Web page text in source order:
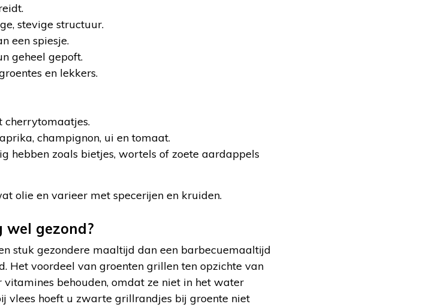
stevige structuur.
een spiesje.
geheel gepoft.
en lekkers.
cherrytomaatjes.
champignon, ui en tomaat.
hebben zoals bietjes, wortels of zoete aardappels
olie en varieer met specerijen en kruiden.
wel gezond?
stuk gezondere maaltijd dan een barbecuemaaltijd
Het voordeel van groenten grillen ten opzichte van
behouden, omdat ze niet in het water
vlees hoeft u zwarte grillrandjes bij groente niet